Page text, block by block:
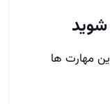
مهارت ­ها